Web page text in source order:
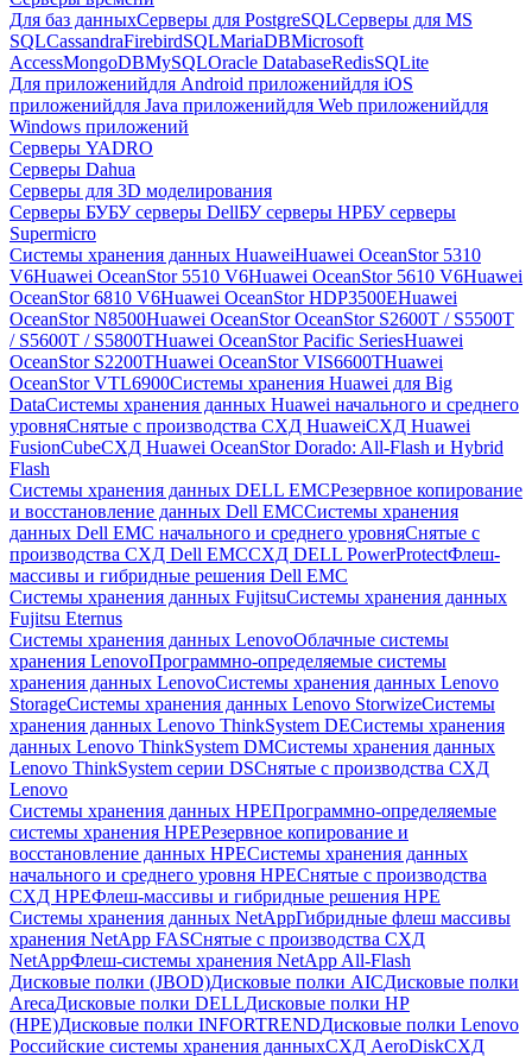
Для баз данныхСерверы для PostgreSQLСерверы для MS
SQLCassandraFirebirdSQLMariaDBMicrosoft
AccessMongoDBMySQLOracle DatabaseRedisSQLite
Для приложенийдля Android приложенийдля iOS
приложенийдля Java приложенийдля Web приложенийдля
Windows приложений
Серверы YADRO
Серверы Dahua
Серверы для 3D моделирования
Серверы БУБУ серверы DellБУ серверы HPБУ серверы
Supermicro
Системы хранения данных HuaweiHuawei OceanStor 5310
V6Huawei OceanStor 5510 V6Huawei OceanStor 5610 V6Huawei
OceanStor 6810 V6Huawei OceanStor HDP3500EHuawei
OceanStor N8500Huawei OceanStor OceanStor S2600T / S5500T
/ S5600T / S5800THuawei OceanStor Pacific SeriesHuawei
OceanStor S2200THuawei OceanStor VIS6600THuawei
OceanStor VTL6900Системы хранения Huawei для Big
DataСистемы хранения данных Huawei начального и среднего
уровняСнятые с производства СХД HuaweiСХД Huawei
FusionCubeСХД Huawei OceanStor Dorado: All-Flash и Hybrid
Flash
Системы хранения данных DELL EMCРезервное копирование
и восстановление данных Dell EMCСистемы хранения
данных Dell EMC начального и среднего уровняСнятые с
производства СХД Dell EMCСХД DELL PowerProtectФлеш-
массивы и гибридные решения Dell EMC
Системы хранения данных FujitsuСистемы хранения данных
Fujitsu Eternus
Системы хранения данных LenovoОблачные системы
хранения LenovoПрограммно-определяемые системы
хранения данных LenovoСистемы хранения данных Lenovo
StorageСистемы хранения данных Lenovo StorwizeСистемы
хранения данных Lenovo ThinkSystem DEСистемы хранения
данных Lenovo ThinkSystem DMСистемы хранения данных
Lenovo ThinkSystem серии DSСнятые с производства СХД
Lenovo
Системы хранения данных HPEПрограммно-определяемые
системы хранения HPEРезервное копирование и
восстановление данных HPEСистемы хранения данных
начального и среднего уровня HPEСнятые с производства
СХД HPEФлеш-массивы и гибридные решения HPE
Cистемы хранения данных NetAppГибридные флеш массивы
хранения NetApp FASСнятые с производства СХД
NetAppФлеш-системы хранения NetApp All-Flash
Дисковые полки (JBOD)Дисковые полки AICДисковые полки
ArecaДисковые полки DELLДисковые полки HP
(HPE)Дисковые полки INFORTRENDДисковые полки Lenovo
Российские системы хранения данныхСХД AeroDiskСХД